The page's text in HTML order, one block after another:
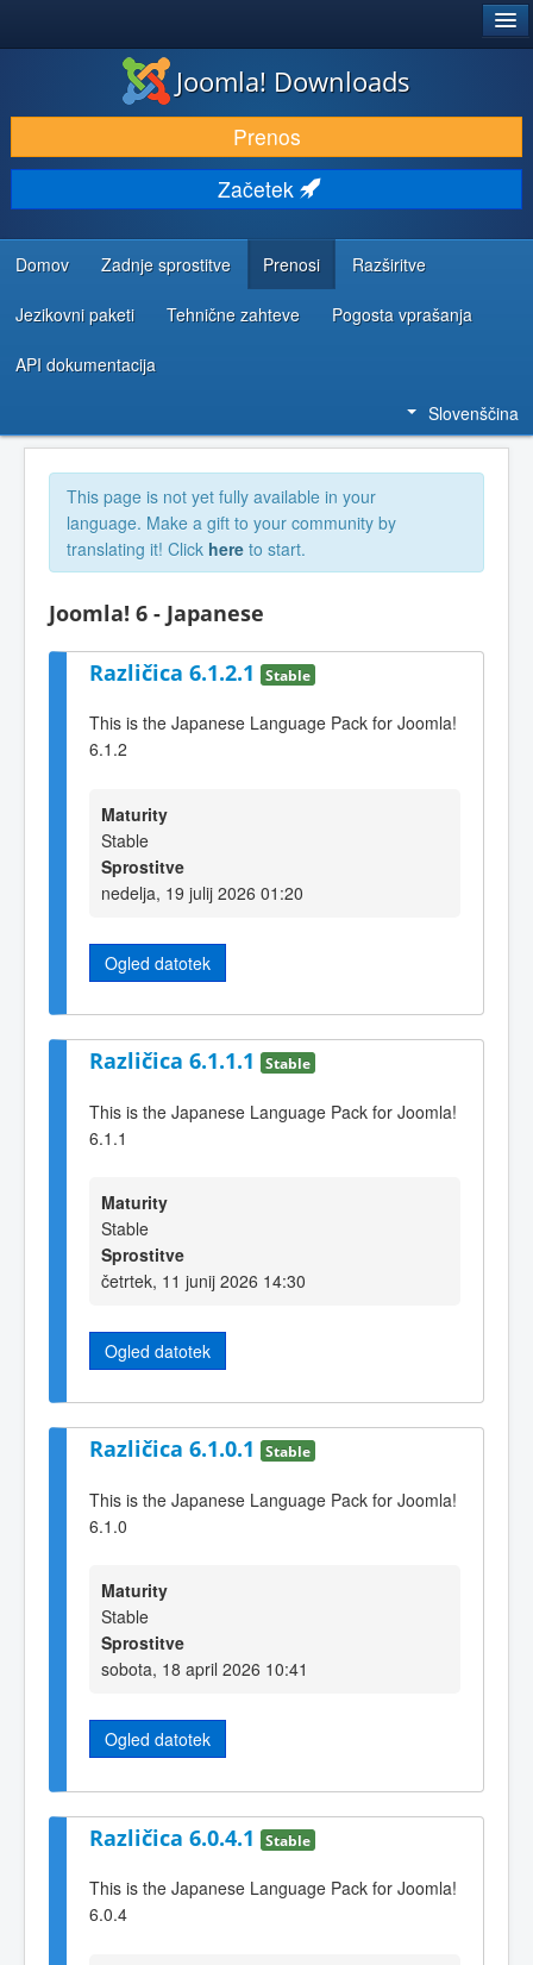
PRENESI IN RAZŠIRI
ODKRIJTE & IZVEJTE
SKUPNOST IN PODPORA
VIRI ZA RAZVIJALCE
Joomla! Downloads
Prenos
Začetek
Domov Zadnje sprostitve Prenosi Razširitve
Jezikovni paketi Tehnične zahteve Pogosta vprašanja
API dokumentacija
Slovenščina
This page is not yet fully available in your
language. Make a gift to your community by
translating it! Click here to start.
Joomla! 6 - Japanese
Različica 6.1.2.1 Stable
This is the Japanese Language Pack for Joomla!
6.1.2
Maturity
Stable
Sprostitve
nedelja, 19 julij 2026 01:20
Ogled datotek
Različica 6.1.1.1 Stable
This is the Japanese Language Pack for Joomla!
6.1.1
Maturity
Stable
Sprostitve
četrtek, 11 junij 2026 14:30
Ogled datotek
Različica 6.1.0.1 Stable
This is the Japanese Language Pack for Joomla!
6.1.0
Maturity
Stable
Sprostitve
sobota, 18 april 2026 10:41
Ogled datotek
Različica 6.0.4.1 Stable
This is the Japanese Language Pack for Joomla!
6.0.4